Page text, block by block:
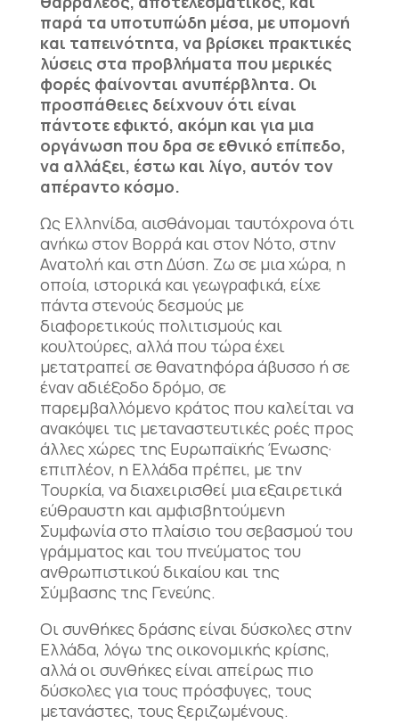
παρά τα υποτυπώδη μέσα, με υπομονή
και ταπεινότητα, να βρίσκει πρακτικές
λύσεις στα προβλήματα που μερικές
φορές φαίνονται ανυπέρβλητα. Οι
προσπάθειες δείχνουν ότι είναι
πάντοτε εφικτό, ακόμη και για μια
οργάνωση που δρα σε εθνικό επίπεδο,
να αλλάξει, έστω και λίγο, αυτόν τον
απέραντο κόσμο.
Ως Ελληνίδα, αισθάνομαι ταυτόχρονα ότι
ανήκω στον Βορρά και στον Νότο, στην
Ανατολή και στη Δύση. Ζω σε μια χώρα, η
οποία, ιστορικά και γεωγραφικά, είχε
πάντα στενούς δεσμούς με
διαφορετικούς πολιτισμούς και
κουλτούρες, αλλά που τώρα έχει
μετατραπεί σε θανατηφόρα άβυσσο ή σε
έναν αδιέξοδο δρόμο, σε
παρεμβαλλόμενο κράτος που καλείται να
ανακόψει τις μεταναστευτικές ροές προς
άλλες χώρες της Ευρωπαϊκής Ένωσης·
επιπλέον, η Ελλάδα πρέπει, με την
Τουρκία, να διαχειρισθεί μια εξαιρετικά
εύθραυστη και αμφισβητούμενη
Συμφωνία στο πλαίσιο του σεβασμού του
γράμματος και του πνεύματος του
ανθρωπιστικού δικαίου και της
Σύμβασης της Γενεύης.
Οι συνθήκες δράσης είναι δύσκολες στην
Ελλάδα, λόγω της οικονομικής κρίσης,
αλλά οι συνθήκες είναι απείρως πιο
δύσκολες για τους πρόσφυγες, τους
μετανάστες, τους ξεριζωμένους.